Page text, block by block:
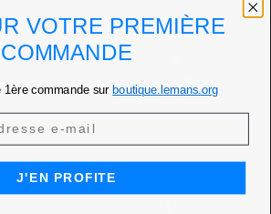
SERVICE CLIENT 5 JOURS SUR 7
VOTRE PREMIÈRE
COMMANDE
1ère commande sur boutique.lemans.org
J'EN PROFITE